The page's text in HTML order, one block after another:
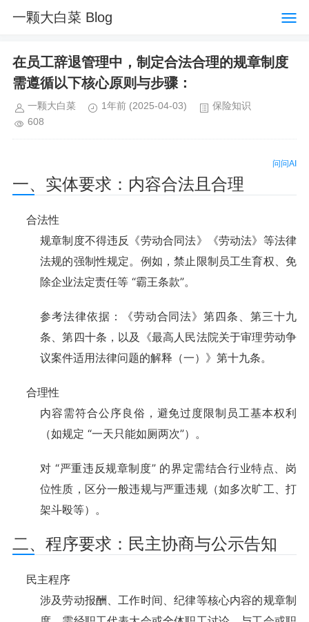
一颗大白菜 Blog
在员工辞退管理中，制定合法合理的规章制度
需遵循以下核心原则与步骤：
一颗大白菜 1年前 (2025-04-03)
保险知识
608
问问AI
一、实体要求：内容合法且合理
合法性
规章制度不得违反《劳动合同法》《劳动法》等法律
法规的强制性规定。例如，禁止限制员工生育权、免
除企业法定责任等 “霸王条款”。
参考法律依据：《劳动合同法》第四条、第三十九
条、第四十条，以及《最高人民法院关于审理劳动争
议案件适用法律问题的解释（一）》第十九条。
合理性
内容需符合公序良俗，避免过度限制员工基本权利
（如规定 “一天只能如厕两次”）。
对 “严重违反规章制度” 的界定需结合行业特点、岗
位性质，区分一般违规与严重违规（如多次旷工、打
架斗殴等）。
二、程序要求：民主协商与公示告知
民主程序
涉及劳动报酬、工作时间、纪律等核心内容的规章制